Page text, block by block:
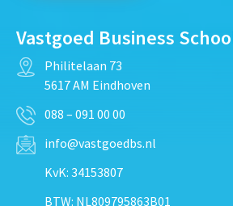
Vastgoed Business
Philitelaan 73
5617 AM Eindhoven
088 – 091 00 00
info@vastgoedbs.nl
KvK: 34153807
BTW: NL809795863B01